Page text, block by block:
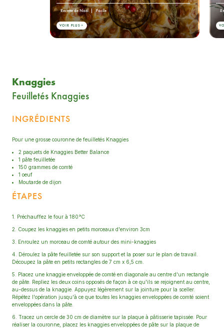
Recette de Noël Facile
VOIR PLUS
Knaggies
Feuilletés Knaggies
INGRÉDIENTS
Pour une grosse couronne de feuilletés Knaggies
2 paquets de Knaggies Better Balance
1 pâte feuilletée
150 grammes de comté
1 oeuf
Moutarde de dijon
ÉTAPES
1. Préchauffez le four à 180°C
2. Coupez les knaggies en petits morceaux d'environ 3cm
3. Enroulez un morceau de comté autour des mini-knaggies
4. Déroulez la pâte feuilletée sur son support et la poser sur le plan de travail.
Découpez la pâte en petits rectangles de 7 cm x 6,5 cm.
5. Placez une knaggie enveloppée de comté en diagonale au centre d'un rectangle
de pâte. Repliez les deux coins opposés de façon à ce qu'ils se rejoignent au centre,
au-dessus de la knaggie. Appuyez légèrement sur la jointure pour la sceller.
Répétez l'opération jusqu'à ce que toutes les knaggies enveloppées de comté soient
enveloppées dans la pâte.
6. Tracez un cercle de 30 cm de diamètre sur la plaque à pâtisserie tapissée. Pour
réaliser la couronne, placez les knaggies enveloppées de pâte sur la plaque de